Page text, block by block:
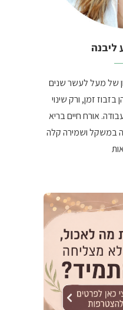
ליבנה
של מעל לעשר שנים
זמן, ורק שינוי
אורח חיים בריא
במשקל ושמירה קלה